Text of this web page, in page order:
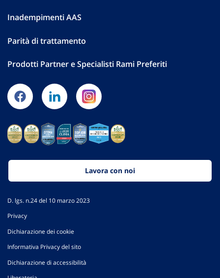
Inadempimenti AAS
Parità di trattamento
Prodotti Partner e Specialisti Rami Preferiti
Lavora con noi
D. lgs. n.24 del 10 marzo 2023
Privacy
Dichiarazione dei cookie
Informativa Privacy del sito
Dichiarazione di accessibilità